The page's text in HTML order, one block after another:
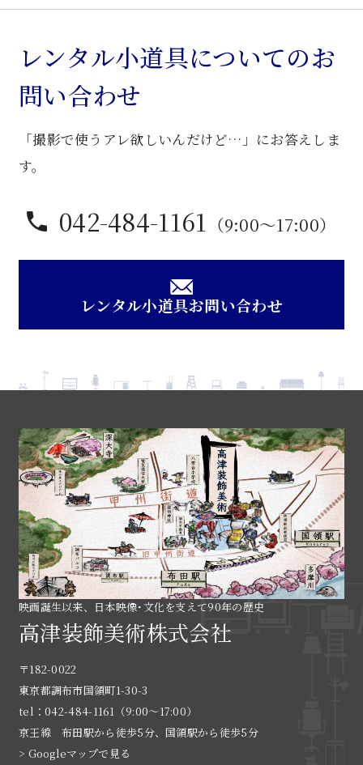
ブ
ル
ベ
ド
レンタル小道具についてのお
問い合わせ
「撮影で使うアレ欲しいんだけど…」にお答えしま
す。
042-484-1161 （9:00〜17:00）
レンタル小道具お問い合わせ
映画誕生以来、日本映像･文化を支えて90年の歴史
高津装飾美術株式会社
〒182-0022
東京都調布市国領町1-30-3
tel：042-484-1161（9:00〜17:00）
京王線 布田駅から徒歩5分、国領駅から徒歩5分
> Googleマップで見る